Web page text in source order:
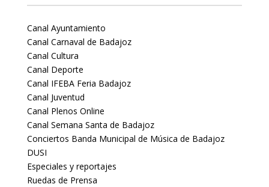
Canal Ayuntamiento
Canal Carnaval de Badajoz
Canal Cultura
Canal Deporte
Canal IFEBA Feria Badajoz
Canal Juventud
Canal Plenos Online
Canal Semana Santa de Badajoz
Conciertos Banda Municipal de Música de Badajoz
DUSI
Especiales y reportajes
Ruedas de Prensa